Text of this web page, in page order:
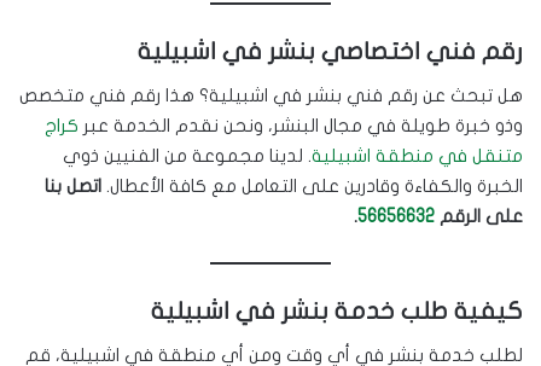
رقم فني اختصاصي بنشر في اشبيلية
هل تبحث عن رقم فني بنشر في اشبيلية؟ هذا رقم فني متخصص
وذو خبرة طويلة في مجال البنشر، ونحن نقدم الخدمة عبر كراج
متنقل في منطقة اشبيلية. لدينا مجموعة من الفنيين ذوي
الخبرة والكفاءة وقادرين على التعامل مع كافة الأعطال. اتصل بنا
على الرقم 56656632
.
كيفية طلب خدمة بنشر في اشبيلية
لطلب خدمة بنشر في أي وقت ومن أي منطقة في اشبيلية، قم